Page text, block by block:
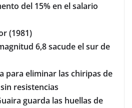
del 15% en el salario
(1981)
6,8 sacude el sur de
para eliminar las chiripas de
resistencias
guarda las huellas de